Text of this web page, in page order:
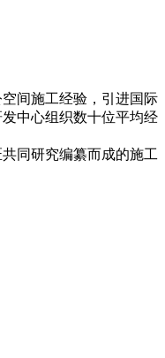
间施工经验，引进国际
中心组织数十位平均经
同研究编纂而成的施工